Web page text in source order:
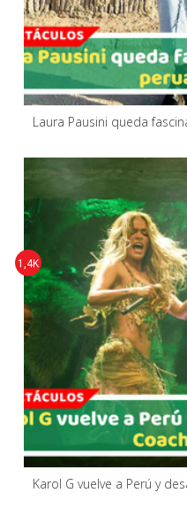
Laura Pausini queda
Karol G vuelve a Perú y
1,4K